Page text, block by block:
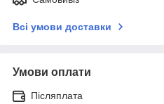
Всі умови доставки
Умови оплати
Післяплата